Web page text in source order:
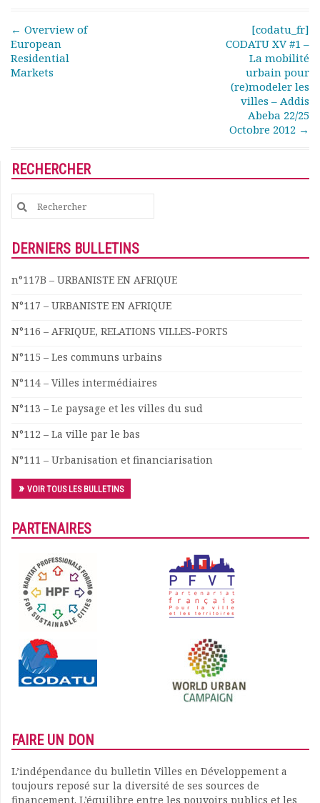
Post navigation
← Overview of
European
Residential
Markets
[codatu_fr]
CODATU XV #1 –
La mobilité
urbain pour
(re)modeler les
villes – Addis
Abeba 22/25
Octobre 2012 →
RECHERCHER
Search
for:
DERNIERS BULLETINS
n°117B – URBANISTE EN AFRIQUE
N°117 – URBANISTE EN AFRIQUE
N°116 – AFRIQUE, RELATIONS VILLES-PORTS
N°115 – Les communs urbains
N°114 – Villes intermédiaires
N°113 – Le paysage et les villes du sud
N°112 – La ville par le bas
N°111 – Urbanisation et financiarisation
VOIR TOUS LES BULLETINS
PARTENAIRES
FAIRE UN DON
L’indépendance du bulletin Villes en Développement a
toujours reposé sur la diversité de ses sources de
financement. L’équilibre entre les pouvoirs publics et les